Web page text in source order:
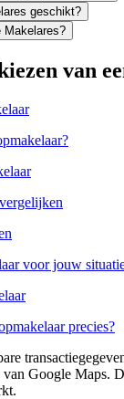
geschikt?
Makelares?
van
voor jouw
precies?
Google Maps.